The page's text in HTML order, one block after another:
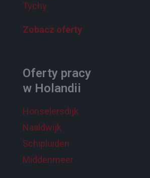
Tychy
Zobacz oferty
Oferty pracy
w Holandii
Honselersdijk
Naaldwijk
Schipluiden
Middenmeer